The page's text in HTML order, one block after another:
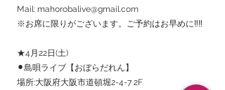
Mail: mahorobalive@gmail.com
※お席に限りがございます。ご予約はお早めに‼︎‼︎
★4月22日(土)
⚫︎島唄ライブ【おぼらだれん】
場所:大阪府大阪市道頓堀2-4-7 2F